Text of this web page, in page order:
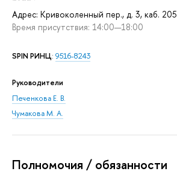
Адрес: Кривоколенный пер., д. 3, каб. 205
Время присутствия: 14:00—18:00
SPIN РИНЦ: 9516-8243
Руководители
Печенкова Е. В.
Чумакова М. А.
Полномочия / обязанности